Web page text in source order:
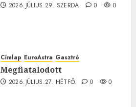
2026.JÚLIUS.29. SZERDA. 0 0
Címlap EuroAstra Gasztró
Megfiatalodott
2026.JÚLIUS.27. HÉTFŐ. 0 0